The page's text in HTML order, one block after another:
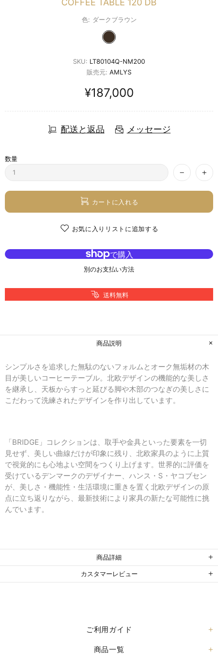
COFFEE TABLE 120 DB
色: ダークブラウン
SKU: LT80104Q-NM200
販売元: AMLYS
¥187,000
配送と返品 メッセージ
数量
カートに入れる
お気に入りリストに追加する
別のお支払い方法
送料無料
商品説明
シンプルさを追求した無駄のないフォルムとオーク無垢材の木
目が美しいコーヒーテーブル。北欧デザインの機能的な美しさ
を継承し、天板からすっと延びる脚や木部のつなぎの美しさに
こだわって洗練されたデザインを作り出しています。
「BRIDGE」コレクションは、取手や金具といった要素を一切
見せず、美しい曲線だけが印象に残り、北欧家具のように上質
で視覚的にも心地よい空間をつくり上げます。世界的に評価を
受けているデンマークのデザイナー、ハンス・S・ヤコブセン
が、美しさ・機能性・生活環境に重きを置く北欧デザインの原
点に立ち返りながら、最新技術により家具の新たな可能性に挑
んでいます。
商品詳細
カスタマーレビュー
ご利用ガイド
商品一覧